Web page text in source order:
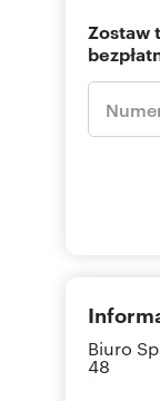
Zostaw
Biuro
48